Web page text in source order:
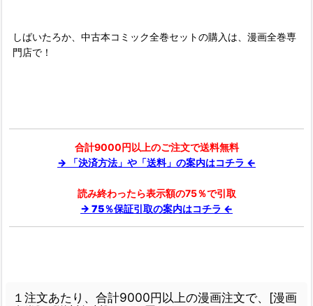
しばいたろか、中古本コミック全巻セットの購入は、漫画全巻専
門店で！
合計9000円以上のご注文で送料無料
→ 「決済方法」や「送料」の案内はコチラ ←
読み終わったら表示額の75％で引取
→ 75％保証引取の案内はコチラ ←
１注文あたり、合計9000円以上の漫画注文で、[漫画